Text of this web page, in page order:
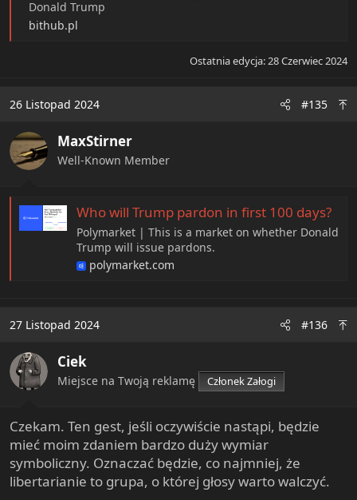
Donald Trump
bithub.pl
Ostatnia edycja:28 Czerwiec 2024
26 Listopad 2024 #135
MaxStirner
Well-Known Member
Who will Trump pardon in first 100 days?
Polymarket | This is a market on whether Donald
Trump will issue pardons.
polymarket.com
27 Listopad 2024 #136
Ciek
Miejsce na Twoją reklamę Członek Załogi
Czekam. Ten gest, jeśli oczywiście nastąpi, będzie
mieć moim zdaniem bardzo duży wymiar
symboliczny. Oznaczać będzie, co najmniej, że
libertarianie to grupa, o której głosy warto walczyć.